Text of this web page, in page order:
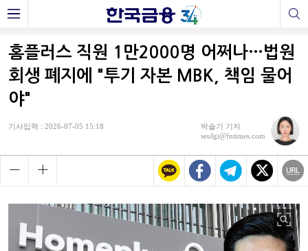
홈플러스 직원 1만2000명 어쩌나…법원
회생 폐지에 "투기 자본 MBK, 책임 물어
야"
기사입력 : 2026-07-05 15:18
박슬기 기자
seulgi@fntimes.com